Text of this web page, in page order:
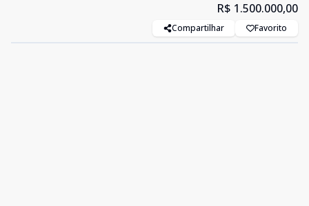
R$ 1.500.000,00
Compartilhar Favorito